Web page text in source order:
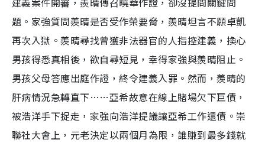
題。家強質問羨晴是否受作榮要脅，羨晴坦言不願卓凱
再次入獄。羨晴尋找曾獲非法器官的人指控建義，換心
男孩得悉真相後，欲自尋短見，幸得家強與羨晴阻止。
男孩父母答應出庭作證，終令建義入罪。然而，羨晴的
肝病情況急轉直下……亞希故意在線上賭場欠下巨債，
被浩洋手下捉走，家強向浩洋提議讓亞希工作還債。崇
聯社大會上，元老決定以兩個月為限，誰賺到最多錢就